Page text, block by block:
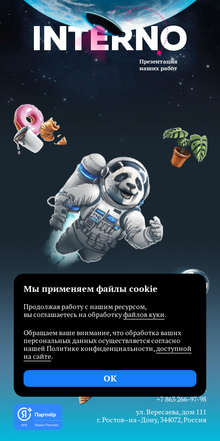
Презентация
наших работ
Креативное агентство «ИНТЕРНО»
connect@interno.ru
+7 863 266-97-98
ул. Вересаева, дом 111
г. Ростов–на–Дону, 344072, Россия
Мы применяем файлы cookie
Продолжая работу с нашим ресурсом,
вы соглашаетесь на обработкуфайлов куки.
Обращаем ваше внимание, что обработка ваших
персональных данных осуществляется согласно
нашей Политике конфиденциальности,доступной
на сайте.
OK